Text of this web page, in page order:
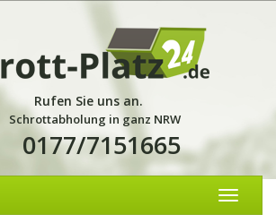
Rufen Sie uns an.
Schrottabholung in ganz NRW
0177/7151665